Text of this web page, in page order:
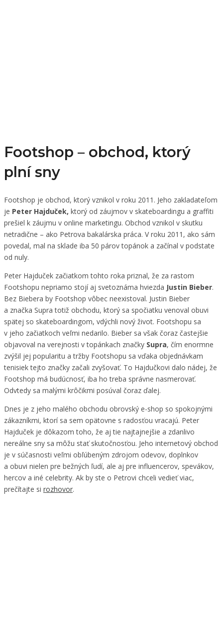
Footshop – obchod, ktorý
plní sny
Footshop je obchod, ktorý vznikol v roku 2011. Jeho zakladateľom
je Peter Hajduček, ktorý od záujmov v skateboardingu a graffiti
prešiel k záujmu v online marketingu. Obchod vznikol v skutku
netradične – ako Petrova bakalárska práca. V roku 2011, ako sám
povedal, mal na sklade iba 50 párov topánok a začínal v podstate
od nuly.
Peter Hajduček začiatkom tohto roka priznal, že za rastom
Footshopu nepriamo stojí aj svetoznáma hviezda Justin Bieber.
Bez Biebera by Footshop vôbec neexistoval. Justin Bieber
a značka Supra totiž obchodu, ktorý sa spočiatku venoval obuvi
spätej so skateboardingom, vdýchli nový život. Footshopu sa
v jeho začiatkoch veľmi nedarilo. Bieber sa však čoraz častejšie
objavoval na verejnosti v topánkach značky Supra, čím enormne
zvýšil jej popularitu a tržby Footshopu sa vďaka objednávkam
tenisiek tejto značky začali zvyšovať. To Hajdučkovi dalo nádej, že
Footshop má budúcnosť, iba ho treba správne nasmerovať.
Odvtedy sa malými krôčikmi posúval čoraz ďalej.
Dnes je z jeho malého obchodu obrovský e-shop so spokojnými
zákazníkmi, ktorí sa sem opätovne s radosťou vracajú. Peter
Hajduček je dôkazom toho, že aj tie najtajnejšie a zdanlivo
nereálne sny sa môžu stať skutočnosťou. Jeho internetový obchod
je v súčasnosti veľmi obľúbeným zdrojom odevov, doplnkov
a obuvi nielen pre bežných ľudí, ale aj pre influencerov, spevákov,
hercov a iné celebrity. Ak by ste o Petrovi chceli vedieť viac,
prečítajte si rozhovor.